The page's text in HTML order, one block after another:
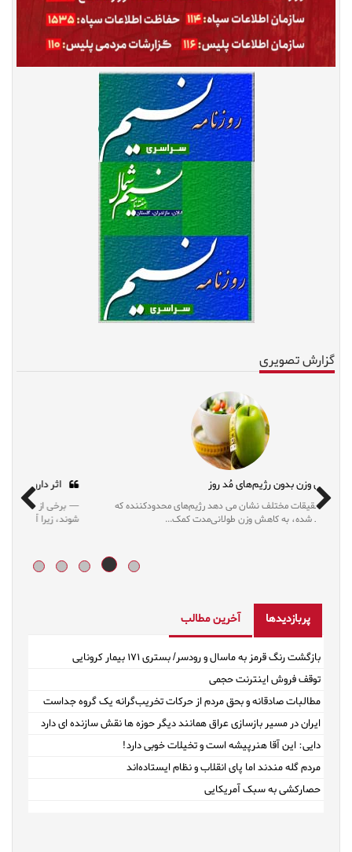
گزارش تصویری
کاهش وزن بدون رژیم‌های مُد روز
نتایج تحقیقات مختلف نشان می دهد رژیم‌های محدودکننده که
این روزها مُد شده، به کاهش وزن طولانی‌مدت کمک...
پربازدیدها آخرین مطالب
بازگشت رنگ قرمز به ماسال و رودسر/ بستری ۱۷۱ بیمار کرونایی
توقف فروش اینترنت حجمی
مطالبات صادقانه و بحق مردم از حرکات تخریب‌گرانه یک گروه جداست
ایران در مسیر بازسازی عراق همانند دیگر حوزه ها نقش سازنده ای دارد
دایی: این آقا هنرپیشه است و تخیلات خوبی دارد!
مردم گله مندند اما پای انقلاب و نظام ایستاده‌اند
حصارکشی به سبک آمریکایی